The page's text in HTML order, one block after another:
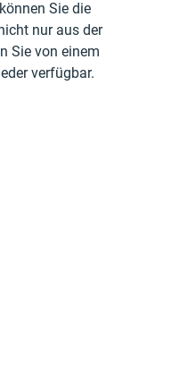
Sie die
nur aus der
Sie von einem
verfügbar.